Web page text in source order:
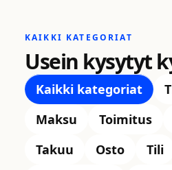
KAIKKI KATEGORIAT
Usein kysytyt
Kaikki kategoriat
Maksu
Toimitus
Takuu
Osto Tili